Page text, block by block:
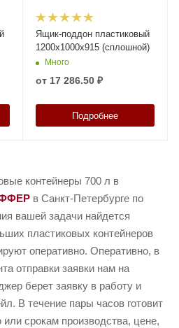
Ящик-поддон пластиковый
1200x1000x915 (сплошной)
Много
от 17 286.50 ₽
Подробнее
контейнеры 700 л в
в Санкт-Петербурге по
вашей задачи найдется
пластиковых контейнеров
оперативно. Оперативно, в
отправки заявки нам на
берет заявку в работу и
В течение пары часов готовит
срокам производства, цене,